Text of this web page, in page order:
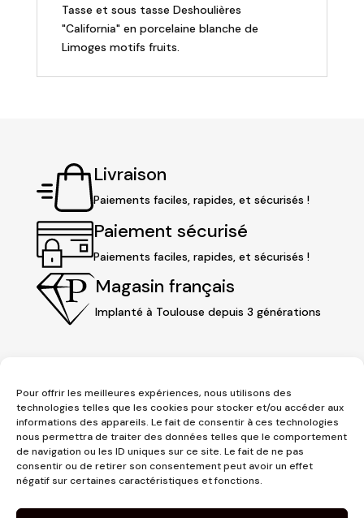
Pour offrir les meilleures expériences, nous utilisons des
technologies telles que les cookies pour stocker et/ou accéder aux
informations des appareils. Le fait de consentir à ces technologies
nous permettra de traiter des données telles que le comportement
de navigation ou les ID uniques sur ce site. Le fait de ne pas
consentir ou de retirer son consentement peut avoir un effet
négatif sur certaines caractéristiques et fonctions.
Europe
"California"
Tasse et sous tasse Deshoulières
"California" en porcelaine blanche de
Limoges motifs fruits.
Livraison
Paiements faciles, rapides, et sécurisés !
Paiement sécurisé
Paiements faciles, rapides, et sécurisés !
Magasin français
Implanté à Toulouse depuis 3 générations
3 place Jeanne d'Arc
31000 Toulouse